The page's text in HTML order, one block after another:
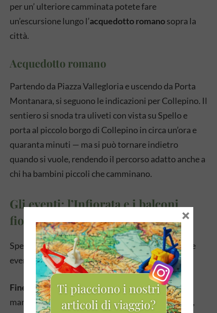
per un’ ulteriore camminata potete fare
un’escursione lungo l’acquedotto romanosopra la
città.
Acquedotto romano
Partendo da Piazza Vallegloria e uscendo da Porta
Montanara, si seguono le indicazioni per Collepino. Il
sentiero si snoda tra uliveti con vista su Spello e
porta al piccolo borgo di Collepino in circa un’ora e
quaranta minuti — ma si può tornare indietro
quando si vuole, rendendo il percorso adatto anche a
chi ha bambini piccoli che camminano.
Gli eventi: l’Infiorata e i balconi
fioriti
Spello si trasforma in primavera ed estate con due
eventi che ne amplificano la bellezza già notevole.
Finestre, Balconi e Vicoli Fioritiè una
manifestazione che decora tutto il borgo con fiori,
×